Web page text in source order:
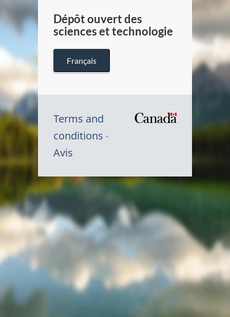
Dépôt ouvert des
sciences et technologie
Français
Terms and
conditions
Avis
Symbole
du